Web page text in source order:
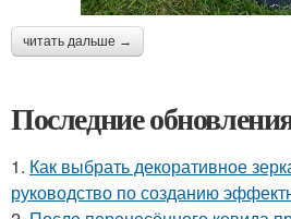
читать дальше →
Последние
1. Как выбрать декоративное
руководство по созданию